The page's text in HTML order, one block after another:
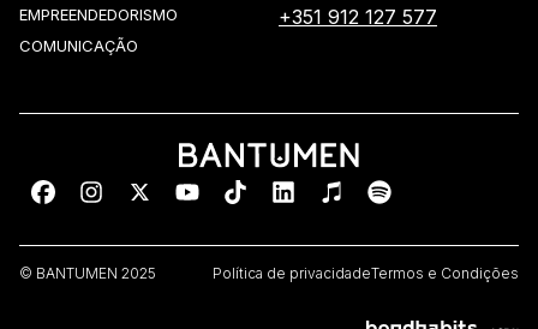
EMPREENDEDORISMO
COMUNICAÇÃO
+351 912 127 577
© BANTUMEN 2025 Política de privacidadeTermos e Condições